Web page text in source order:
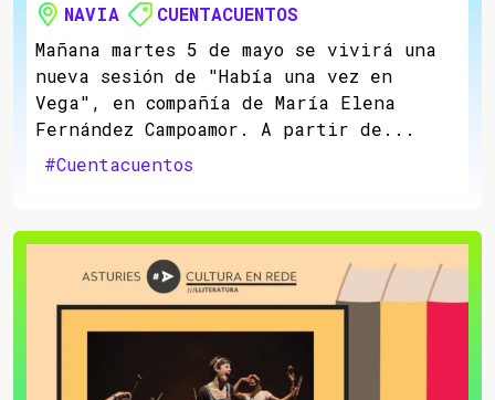
NAVIA
CUENTACUENTOS
Mañana martes 5 de mayo se vivirá una
nueva sesión de "Había una vez en
Vega", en compañía de María Elena
Fernández Campoamor. A partir de...
#Cuentacuentos